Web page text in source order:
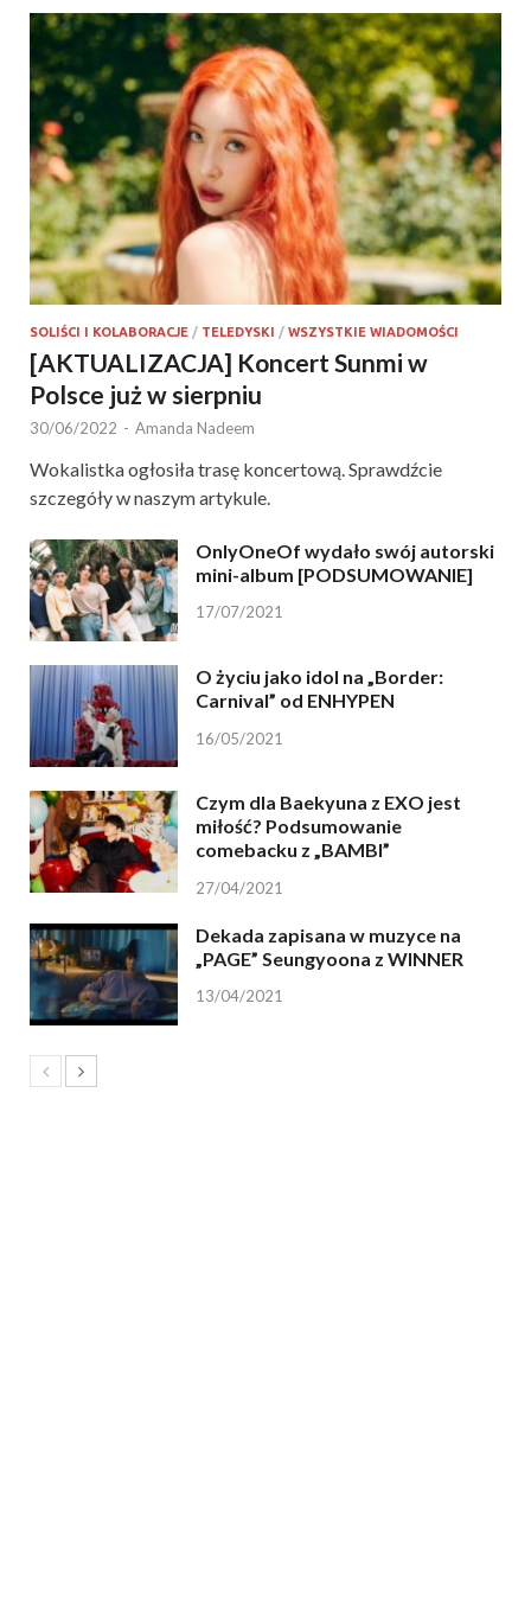
SOLIŚCI I KOLABORACJE / TELEDYSKI / WSZYSTKIE WIADOMOŚCI
[AKTUALIZACJA] Koncert Sunmi w
Polsce już w sierpniu
30/06/2022 - Amanda Nadeem
Wokalistka ogłosiła trasę koncertową. Sprawdźcie
szczegóły w naszym artykule.
OnlyOneOf wydało swój autorski
mini-album [PODSUMOWANIE]
17/07/2021
O życiu jako idol na „Border:
Carnival” od ENHYPEN
16/05/2021
Czym dla Baekyuna z EXO jest
miłość? Podsumowanie
comebacku z „BAMBI”
27/04/2021
Dekada zapisana w muzyce na
„PAGE” Seungyoona z WINNER
13/04/2021